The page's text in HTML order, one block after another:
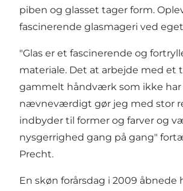
piben og glasset tager form.
fascinerende glasmageri ved
"Glas er et fascinerende og
materiale. Det at arbejde med et
gammelt håndværk som ikke har
nævneværdigt gør jeg med stor
indbyder til former og farver og
nysgerrighed gang på gang"
Precht.
En skøn forårsdag i 2009 åbnede